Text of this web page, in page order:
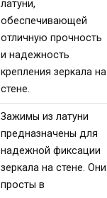
латуни,
обеспечивающей
отличную прочность
и надежность
крепления зеркала на
стене.
Зажимы из латуни
предназначены для
надежной фиксации
зеркала на стене. Они
просты в